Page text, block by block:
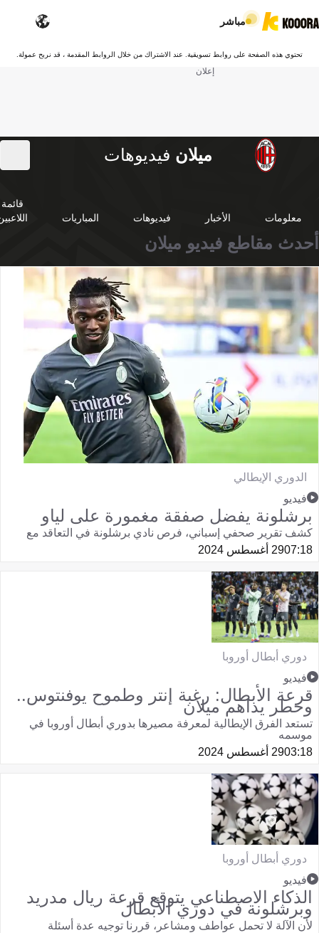
مباشر
تحتوي هذه الصفحة على روابط تسويقية. عند الاشتراك من خلال الروابط المقدمة ، قد نربح عمولة.
إعلان
ميلان فيديوهات
معلومات الأخبار فيديوهات المباريات
قائمة
أحدث مقاطع فيديو ميلان
الدوري الإيطالي
فيديو
برشلونة يفضل صفقة مغمورة على لياو
كشف تقرير صحفي إسباني، فرص نادي برشلونة في التعاقد مع
07:1829 أغسطس 2024
دوري أبطال أوروبا
فيديو
قرعة الأبطال: رغبة إنتر وطموح يوفنتوس..
وخطر يداهم ميلان
تستعد الفرق الإيطالية لمعرفة مصيرها بدوري أبطال أوروبا في
موسمه
03:1829 أغسطس 2024
دوري أبطال أوروبا
فيديو
الذكاء الاصطناعي يتوقع قرعة ريال مدريد
وبرشلونة في دوري الأبطال
لأن الآلة لا تحمل عواطف ومشاعر، قررنا توجيه عدة أسئلة